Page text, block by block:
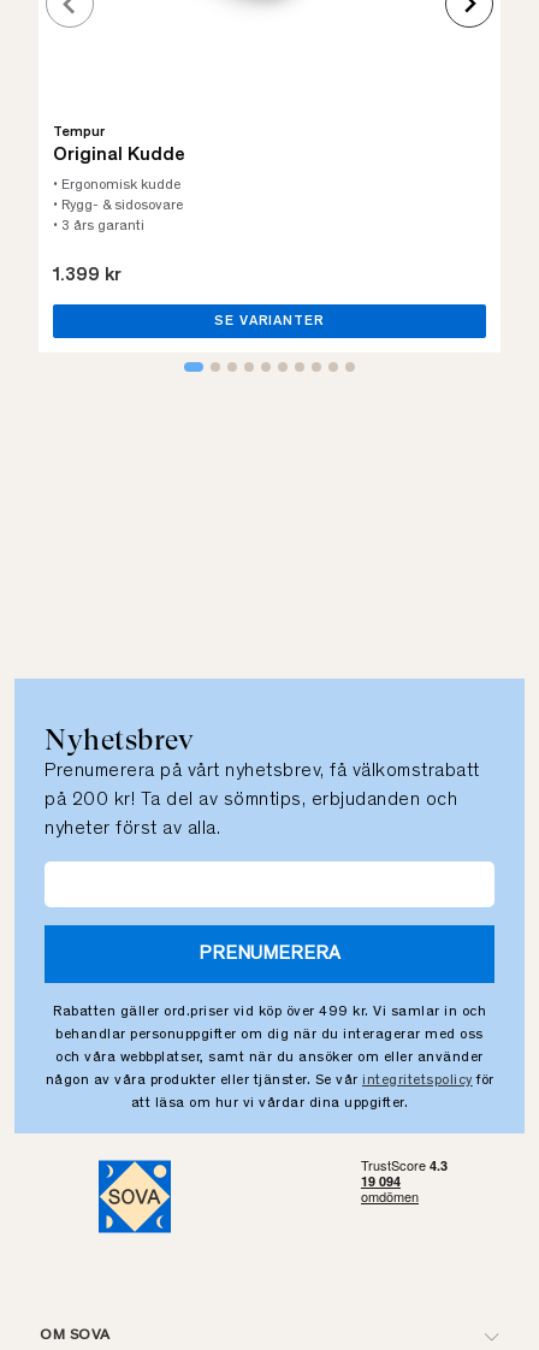
Tempur
Original Kudde
• Ergonomisk kudde
• Rygg- & sidosovare
• 3 års garanti
1.399 kr
SE VARIANTER
Nyhetsbrev
Prenumerera på vårt nyhetsbrev, få välkomstrabatt
på 200 kr! Ta del av sömntips, erbjudanden och
nyheter först av alla.
PRENUMERERA
Rabatten gäller ord.priser vid köp över 499 kr. Vi samlar in och
behandlar personuppgifter om dig när du interagerar med oss
och våra webbplatser, samt när du ansöker om eller använder
någon av våra produkter eller tjänster. Se vår integritetspolicy för
att läsa om hur vi vårdar dina uppgifter.
OM SOVA